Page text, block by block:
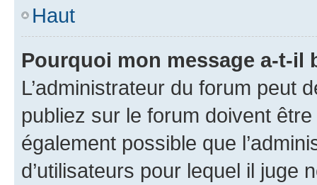
Haut
Pourquoi mon message a-t-il
L’administrateur du forum peut
publiez sur le forum doivent
également possible que
d’utilisateurs pour lequel il juge